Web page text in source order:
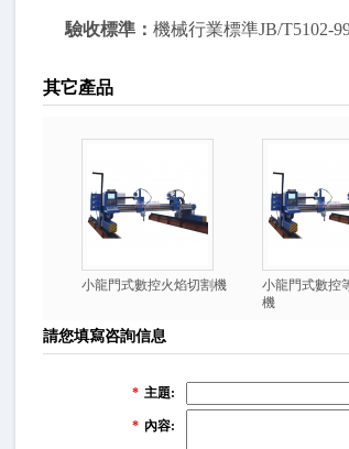
驗收標準： 機械行業標準JB/T5102-
其它產品
小龍門式數控火焰切割機
小龍門式數控
機
請您填寫咨詢信息
* 主題:
* 內容: